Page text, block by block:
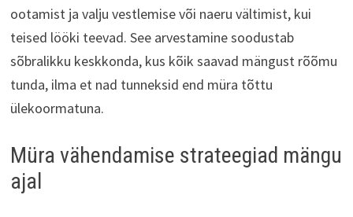
ootamist ja valju vestlemise või naeru vältimist, kui
teised lööki teevad. See arvestamine soodustab
sõbralikku keskkonda, kus kõik saavad mängust rõõmu
tunda, ilma et nad tunneksid end müra tõttu
ülekoormatuna.
Müra vähendamise strateegiad mängu
ajal